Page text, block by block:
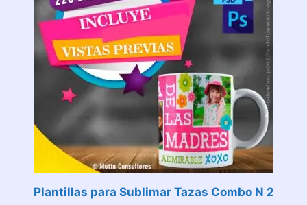
Plantillas para Sublimar Tazas Combo N 2